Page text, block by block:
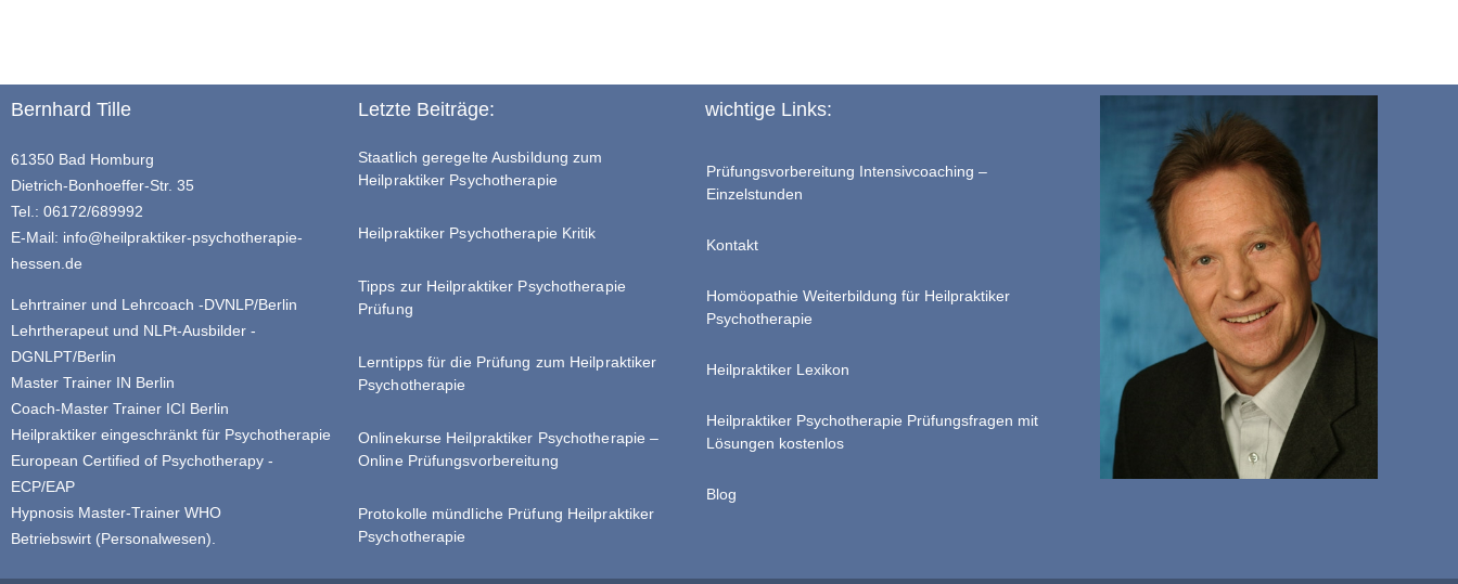
Bernhard Tille
61350 Bad Homburg
Dietrich-Bonhoeffer-Str. 35
Tel.: 06172/689992
E-Mail: info@heilpraktiker-psychotherapie-
hessen.de
Lehrtrainer und Lehrcoach -DVNLP/Berlin
Lehrtherapeut und NLPt-Ausbilder -
DGNLPT/Berlin
Master Trainer IN Berlin
Coach-Master Trainer ICI Berlin
Heilpraktiker eingeschränkt für Psychotherapie
European Certified of Psychotherapy -
ECP/EAP
Hypnosis Master-Trainer WHO
Betriebswirt (Personalwesen).
Letzte Beiträge:
Staatlich geregelte Ausbildung zum
Heilpraktiker Psychotherapie
Heilpraktiker Psychotherapie Kritik
Tipps zur Heilpraktiker Psychotherapie
Prüfung
Lerntipps für die Prüfung zum Heilpraktiker
Psychotherapie
Onlinekurse Heilpraktiker Psychotherapie –
Online Prüfungsvorbereitung
Protokolle mündliche Prüfung Heilpraktiker
Psychotherapie
wichtige Links:
Prüfungsvorbereitung Intensivcoaching –
Einzelstunden
Kontakt
Homöopathie Weiterbildung für Heilpraktiker
Psychotherapie
Heilpraktiker Lexikon
Heilpraktiker Psychotherapie Prüfungsfragen mit
Lösungen kostenlos
Blog